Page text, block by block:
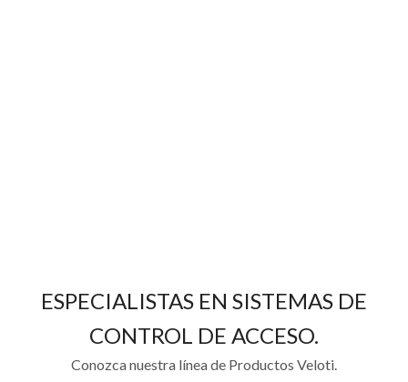
ESPECIALISTAS EN SISTEMAS DE
CONTROL DE ACCESO.
Conozca nuestra línea de Productos Veloti.